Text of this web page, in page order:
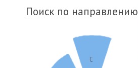
Поиск по направлению
С